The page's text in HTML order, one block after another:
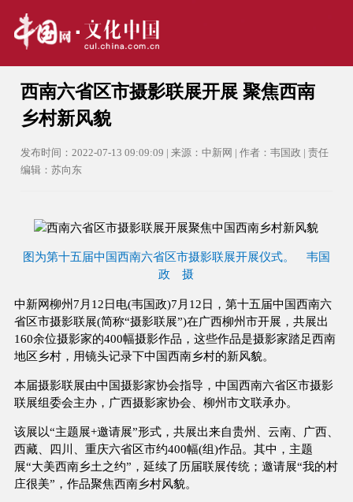
西南六省区市摄影联展开展 聚焦西南
乡村新风貌
发布时间：2022-07-13 09:09:09 | 来源：中新网 | 作者：韦国政 | 责任
编辑：苏向东
图为第十五届中国西南六省区市摄影联展开展仪式。 韦国
政 摄
中新网柳州7月12日电(韦国政)7月12日，第十五届中国西南六
省区市摄影联展(简称“摄影联展”)在广西柳州市开展，共展出
160余位摄影家的400幅摄影作品，这些作品是摄影家踏足西南
地区乡村，用镜头记录下中国西南乡村的新风貌。
本届摄影联展由中国摄影家协会指导，中国西南六省区市摄影
联展组委会主办，广西摄影家协会、柳州市文联承办。
该展以“主题展+邀请展”形式，共展出来自贵州、云南、广西、
西藏、四川、重庆六省区市约400幅(组)作品。其中，主题
展“大美西南乡土之约”，延续了历届联展传统；邀请展“我的村
庄很美”，作品聚焦西南乡村风貌。